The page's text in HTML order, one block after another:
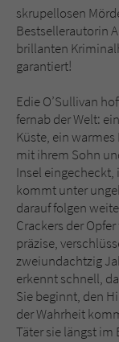
skrupellosen
Bestsellerautorin
brillanten
garantiert!
Edie O’Sullivan
fernab der Welt:
Küste, ein
mit ihrem Sohn
Insel eingecheckt,
kommt unter
darauf folgen
Crackers der
präzise,
zweiundachtzig
erkennt schnell,
Sie beginnt, den
der Wahrheit
Täter sie längst im
Anbieter
Laufzeit
Zweck